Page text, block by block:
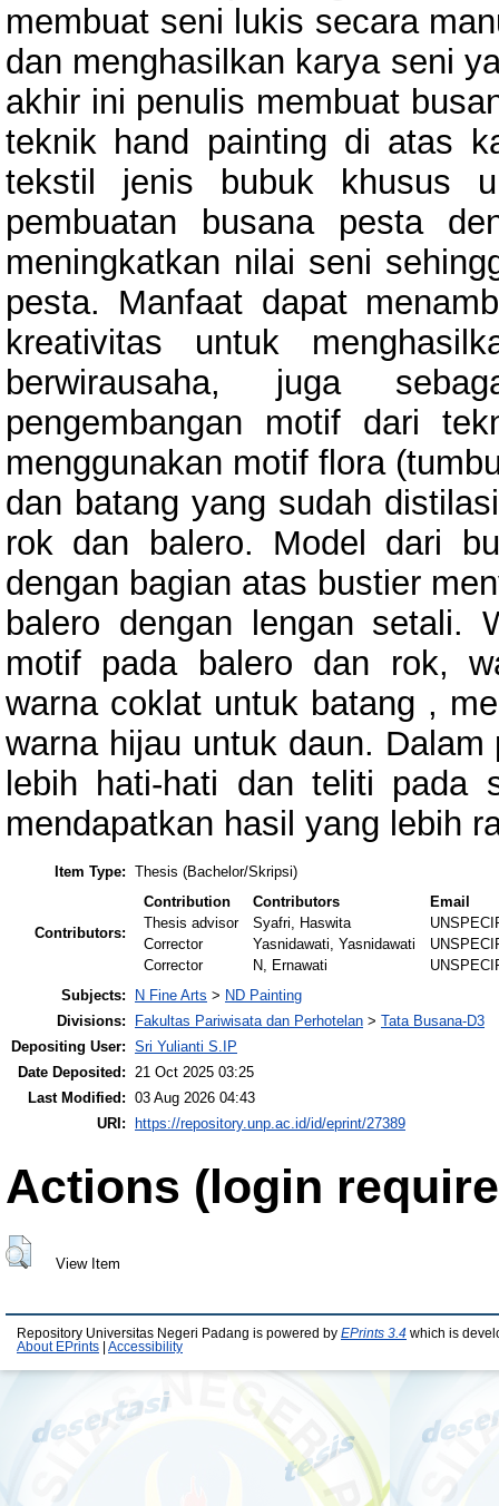
membuat seni lukis secara
dan menghasilkan karya seni
akhir ini penulis membuat
teknik hand painting di atas
tekstil jenis bubuk khusus
pembuatan busana pesta
meningkatkan nilai seni
pesta. Manfaat dapat
kreativitas untuk
berwirausaha, juga
pengembangan motif dari
menggunakan motif flora
dan batang yang sudah
rok dan balero. Model dari
dengan bagian atas bustier
balero dengan lengan setali.
motif pada balero dan rok,
warna coklat untuk batang ,
warna hijau untuk daun.
lebih hati-hati dan teliti pada
mendapatkan hasil yang lebih
Item Type: Thesis (Bachelor/Skripsi)
Contributors:
Contribution Contributors
Email
Thesis advisor
Syafri, Haswita
Corrector
Yasnidawati, Yasnidawati
Corrector
N, Ernawati
Subjects:
N Fine Arts > ND Painting
Divisions:
Fakultas Pariwisata dan Perhotelan > Tata Busana-D3
Depositing User: Sri Yulianti S.IP
Date Deposited: 21 Oct 2025 03:25
Last Modified: 03 Aug 2026 04:43
URI:
https://repository.unp.ac.id/id/eprint/27389
Actions (login
View Item
Repository Universitas Negeri Padang is powered by EPrints 3.4 which is
About EPrints
Accessibility